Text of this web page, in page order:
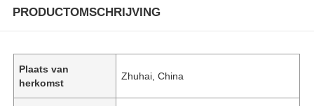
PRODUCTOMSCHRIJVING
Plaats van
herkomst
Zhuhai, China